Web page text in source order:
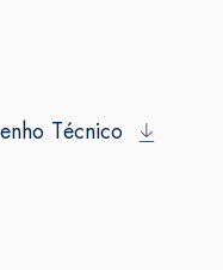
Técnico